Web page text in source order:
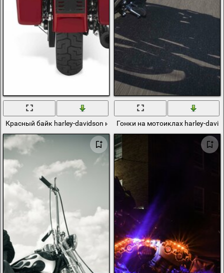
Красный байк harley-davidson на белом фонеГонки на мотоиклах harley-